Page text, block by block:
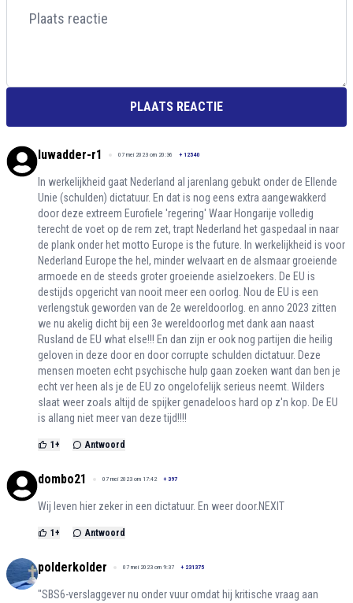
PLAATS REACTIE
luwadder-r1 07 mei 2023 om 20:36 + 12540
In werkelijkheid gaat Nederland al jarenlang gebukt onder de Ellende
Unie (schulden) dictatuur. En dat is nog eens extra aangewakkerd
door deze extreem Eurofiele 'regering' Waar Hongarije volledig
terecht de voet op de rem zet, trapt Nederland het gaspedaal in naar
de plank onder het motto Europe is the future. In werkelijkheid is voor
Nederland Europe the hel, minder welvaart en de alsmaar groeiende
armoede en de steeds groter groeiende asielzoekers. De EU is
destijds opgericht van nooit meer een oorlog. Nou de EU is een
verlengstuk geworden van de 2e wereldoorlog. en anno 2023 zitten
we nu akelig dicht bij een 3e wereldoorlog met dank aan naast
Rusland de EU what else!!! En dan zijn er ook nog partijen die heilig
geloven in deze door en door corrupte schulden dictatuur. Deze
mensen moeten echt psychische hulp gaan zoeken want dan ben je
echt ver heen als je de EU zo ongelofelijk serieus neemt. Wilders
slaat weer zoals altijd de spijker genadeloos hard op z'n kop. De EU
is allang niet meer van deze tijd!!!!
1 + Antwoord
dombo21 07 mei 2023 om 17:42 + 397
Wij leven hier zeker in een dictatuur. En weer door.NEXIT
1 + Antwoord
polderkolder 07 mei 2023 om 9:37 + 231375
"SBS6-verslaggever nu onder vuur omdat hij kritische vraag aan